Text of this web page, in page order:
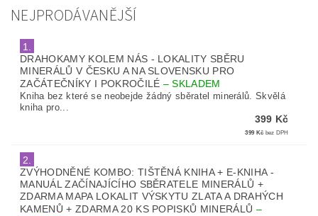
NEJPRODÁVANĚJŠÍ
1.
DRAHOKAMY KOLEM NÁS - LOKALITY SBĚRU
MINERÁLŮ V ČESKU A NA SLOVENSKU PRO
ZAČÁTEČNÍKY I POKROČILÉ –SKLADEM
Kniha bez které se neobejde žádný sběratel minerálů. Skvělá
kniha pro...
399 Kč
399 Kč bez DPH
2.
ZVÝHODNĚNÉ KOMBO: TIŠTĚNÁ KNIHA + E-KNIHA -
MANUÁL ZAČÍNAJÍCÍHO SBĚRATELE MINERÁLŮ +
ZDARMA MAPA LOKALIT VÝSKYTU ZLATA A DRAHÝCH
KAMENŮ + ZDARMA 20 KS POPISKŮ MINERÁLŮ –